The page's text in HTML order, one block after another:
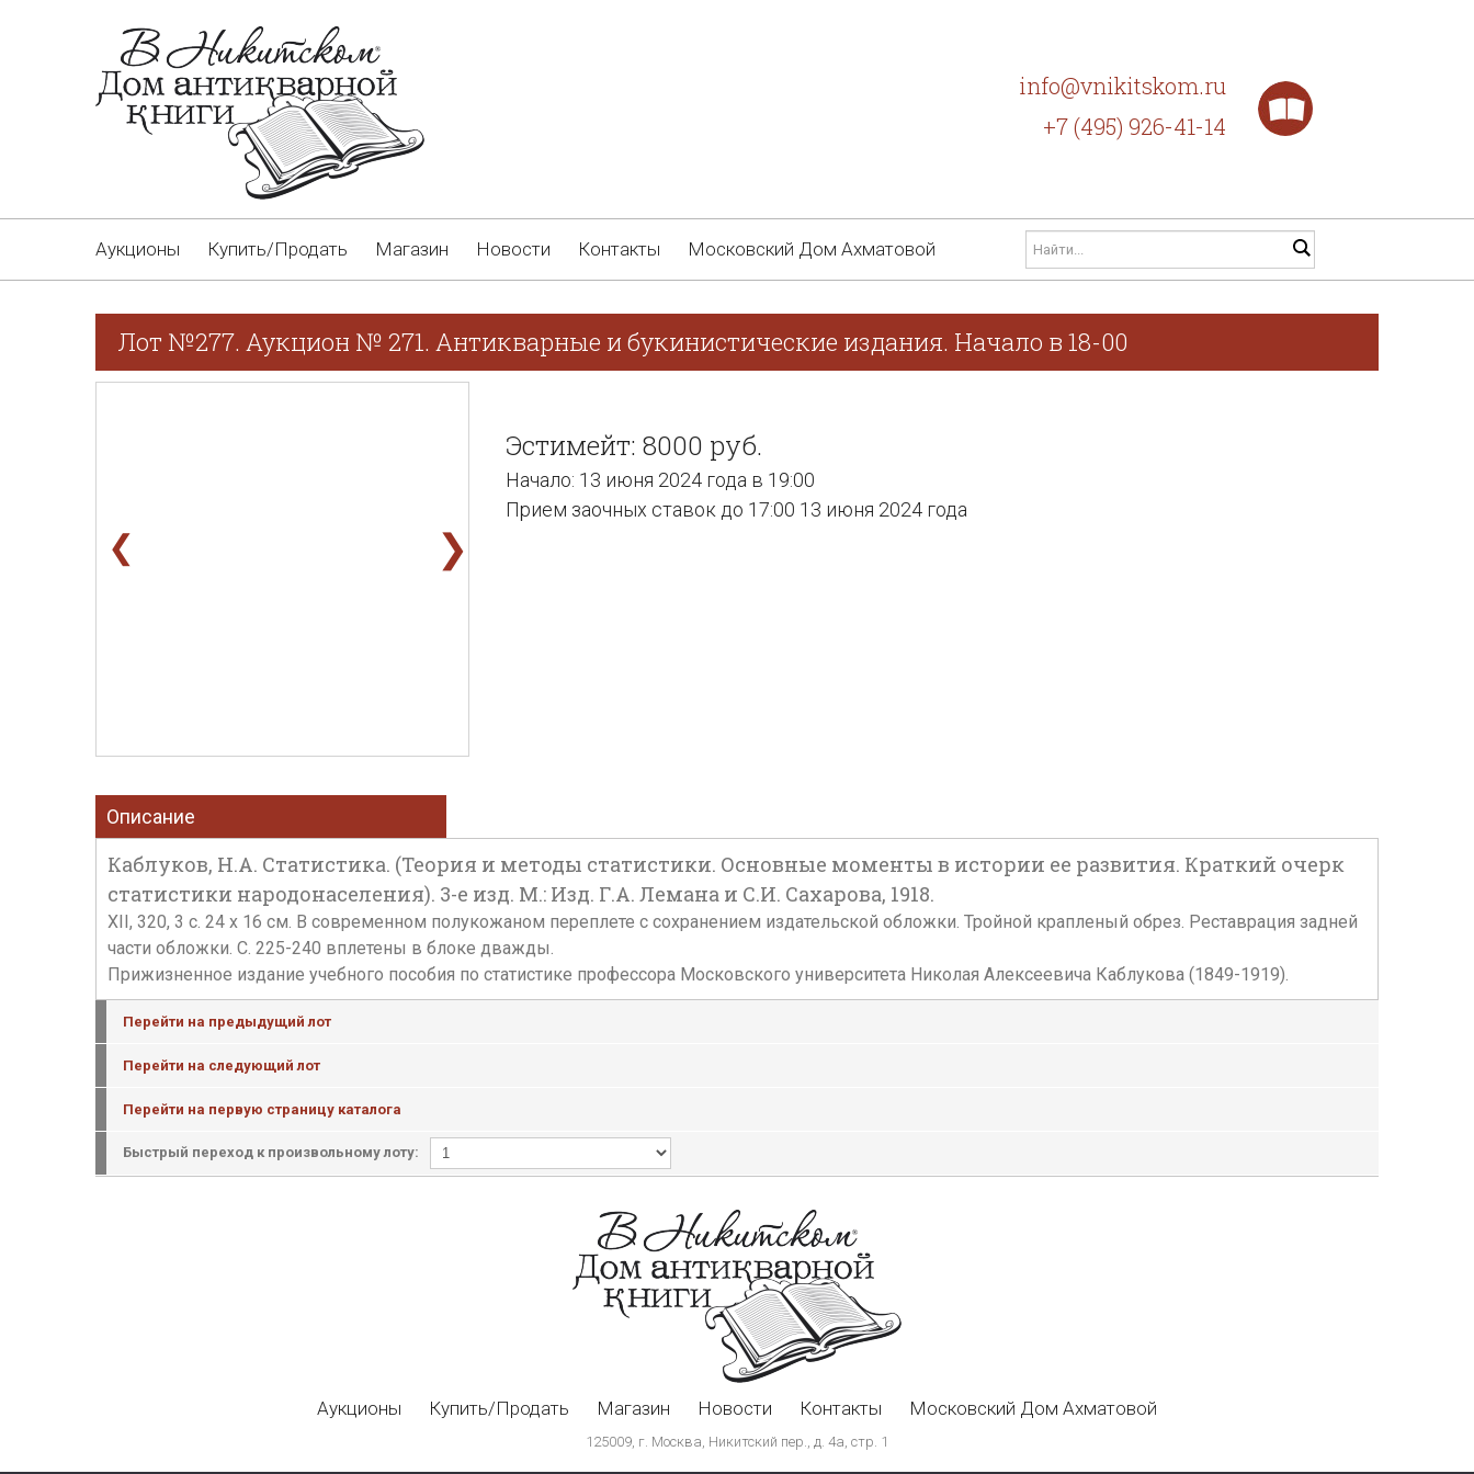
info@vnikitskom.ru
+7 (495) 926-41-14
Аукционы Купить/Продать Магазин Новости Контакты Московский Дом Ахматовой
Лот №277. Аукцион № 271. Антикварные и букинистические издания. Начало в 18-00
❮ ❯
Эстимейт: 8000 руб.
Начало: 13 июня 2024 года в 19:00
Прием заочных ставок до 17:00 13 июня 2024 года
Описание
Каблуков, Н.А. Статистика. (Теория и методы статистики. Основные моменты в истории ее развития. Краткий очерк
статистики народонаселения). 3-е изд. М.: Изд. Г.А. Лемана и С.И. Сахарова, 1918.
XII, 320, 3 с. 24 х 16 см. В современном полукожаном переплете с сохранением издательской обложки. Тройной крапленый обрез. Реставрация задней
части обложки. С. 225-240 вплетены в блоке дважды.
Прижизненное издание учебного пособия по статистике профессора Московского университета Николая Алексеевича Каблукова (1849-1919).
Перейти на предыдущий лот
Перейти на следующий лот
Перейти на первую страницу каталога
Быстрый переход к произвольному лоту:
Аукционы Купить/Продать Магазин Новости Контакты Московский Дом Ахматовой
125009, г. Москва, Никитский пер., д. 4а, стр. 1